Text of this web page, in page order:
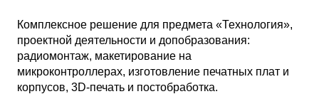
Комплексное решение для предмета «Технология»,
проектной деятельности и допобразования:
радиомонтаж, макетирование на
микроконтроллерах, изготовление печатных плат и
корпусов, 3D-печать и постобработка.